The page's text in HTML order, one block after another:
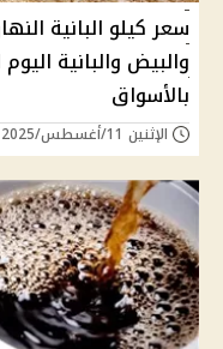
بالأسواق
الإثنين 11/أغسطس/2025 - 09:47 ص